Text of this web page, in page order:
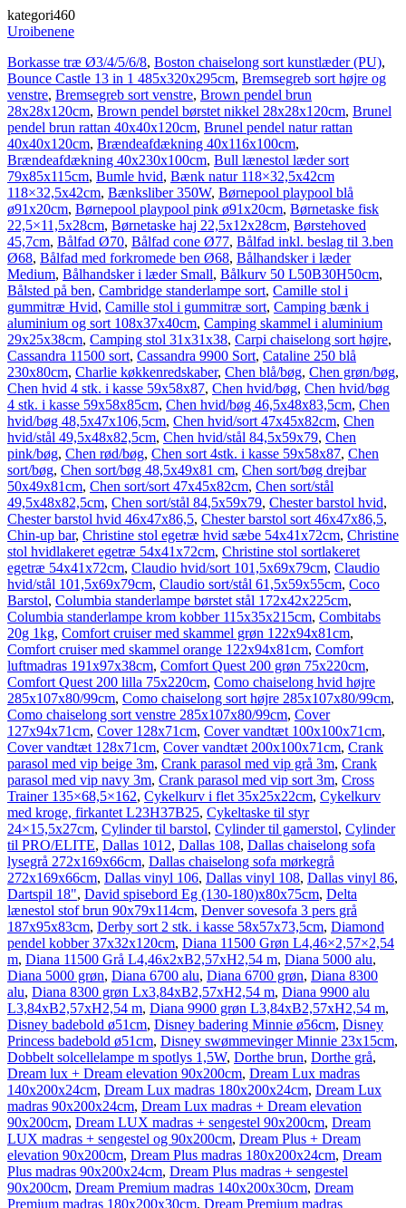
kategori460
Uroibenene
Borkasse træ Ø3/4/5/6/8, Boston chaiselong sort kunstlæder (PU),
Bounce Castle 13 in 1 485x320x295cm, Bremsegreb sort højre og
venstre, Bremsegreb sort venstre, Brown pendel brun
28x28x120cm, Brown pendel børstet nikkel 28x28x120cm, Brunel
pendel brun rattan 40x40x120cm, Brunel pendel natur rattan
40x40x120cm, Brændeafdækning 40x116x100cm,
Brændeafdækning 40x230x100cm, Bull lænestol læder sort
79x85x115cm, Bumle hvid, Bænk natur 118×32,5x42cm
118×32,5x42cm, Bænksliber 350W, Børnepool playpool blå
ø91x20cm, Børnepool playpool pink ø91x20cm, Børnetaske fisk
22,5×11,5x28cm, Børnetaske haj 22,5x12x28cm, Børstehoved
45,7cm, Bålfad Ø70, Bålfad cone Ø77, Bålfad inkl. beslag til 3.ben
Ø68, Bålfad med forkromede ben Ø68, Bålhandsker i læder
Medium, Bålhandsker i læder Small, Bålkurv 50 L50B30H50cm,
Bålsted på ben, Cambridge standerlampe sort, Camille stol i
gummitræ Hvid, Camille stol i gummitræ sort, Camping bænk i
aluminium og sort 108x37x40cm, Camping skammel i aluminium
29x25x38cm, Camping stol 31x31x38, Carpi chaiselong sort højre,
Cassandra 11500 sort, Cassandra 9900 Sort, Cataline 250 blå
230x80cm, Charlie køkkenredskaber, Chen blå/bøg, Chen grøn/bøg,
Chen hvid 4 stk. i kasse 59x58x87, Chen hvid/bøg, Chen hvid/bøg
4 stk. i kasse 59x58x85cm, Chen hvid/bøg 46,5x48x83,5cm, Chen
hvid/bøg 48,5x47x106,5cm, Chen hvid/sort 47x45x82cm, Chen
hvid/stål 49,5x48x82,5cm, Chen hvid/stål 84,5x59x79, Chen
pink/bøg, Chen rød/bøg, Chen sort 4stk. i kasse 59x58x87, Chen
sort/bøg, Chen sort/bøg 48,5x49x81 cm, Chen sort/bøg drejbar
50x49x81cm, Chen sort/sort 47x45x82cm, Chen sort/stål
49,5x48x82,5cm, Chen sort/stål 84,5x59x79, Chester barstol hvid,
Chester barstol hvid 46x47x86,5, Chester barstol sort 46x47x86,5,
Chin-up bar, Christine stol egetræ hvid sæbe 54x41x72cm, Christine
stol hvidlakeret egetræ 54x41x72cm, Christine stol sortlakeret
egetræ 54x41x72cm, Claudio hvid/sort 101,5x69x79cm, Claudio
hvid/stål 101,5x69x79cm, Claudio sort/stål 61,5x59x55cm, Coco
Barstol, Columbia standerlampe børstet stål 172x42x225cm,
Columbia standerlampe krom kobber 115x35x215cm, Combitabs
20g 1kg, Comfort cruiser med skammel grøn 122x94x81cm,
Comfort cruiser med skammel orange 122x94x81cm, Comfort
luftmadras 191x97x38cm, Comfort Quest 200 grøn 75x220cm,
Comfort Quest 200 lilla 75x220cm, Como chaiselong hvid højre
285x107x80/99cm, Como chaiselong sort højre 285x107x80/99cm,
Como chaiselong sort venstre 285x107x80/99cm, Cover
127x94x71cm, Cover 128x71cm, Cover vandtæt 100x100x71cm,
Cover vandtæt 128x71cm, Cover vandtæt 200x100x71cm, Crank
parasol med vip beige 3m, Crank parasol med vip grå 3m, Crank
parasol med vip navy 3m, Crank parasol med vip sort 3m, Cross
Trainer 135×68,5×162, Cykelkurv i flet 35x25x22cm, Cykelkurv
med kroge, firkantet L23H37B25, Cykeltaske til styr
24×15,5x27cm, Cylinder til barstol, Cylinder til gamerstol, Cylinder
til PRO/ELITE, Dallas 1012, Dallas 108, Dallas chaiselong sofa
lysegrå 272x169x66cm, Dallas chaiselong sofa mørkegrå
272x169x66cm, Dallas vinyl 106, Dallas vinyl 108, Dallas vinyl 86,
Dartspil 18", David spisebord Eg (130-180)x80x75cm, Delta
lænestol stof brun 90x79x114cm, Denver sovesofa 3 pers grå
187x95x83cm, Derby sort 2 stk. i kasse 58x57x73,5cm, Diamond
pendel kobber 37x32x120cm, Diana 11500 Grøn L4,46×2,57×2,54
m, Diana 11500 Grå L4,46x2xB2,57xH2,54 m, Diana 5000 alu,
Diana 5000 grøn, Diana 6700 alu, Diana 6700 grøn, Diana 8300
alu, Diana 8300 grøn Lx3,84xB2,57xH2,54 m, Diana 9900 alu
L3,84xB2,57xH2,54 m, Diana 9900 grøn L3,84xB2,57xH2,54 m,
Disney badebold ø51cm, Disney badering Minnie ø56cm, Disney
Princess badebold ø51cm, Disney swømmevinger Minnie 23x15cm,
Dobbelt solcellelampe m spotlys 1,5W, Dorthe brun, Dorthe grå,
Dream lux + Dream elevation 90x200cm, Dream Lux madras
140x200x24cm, Dream Lux madras 180x200x24cm, Dream Lux
madras 90x200x24cm, Dream Lux madras + Dream elevation
90x200cm, Dream LUX madras + sengestel 90x200cm, Dream
LUX madras + sengestel og 90x200cm, Dream Plus + Dream
elevation 90x200cm, Dream Plus madras 180x200x24cm, Dream
Plus madras 90x200x24cm, Dream Plus madras + sengestel
90x200cm, Dream Premium madras 140x200x30cm, Dream
Premium madras 180x200x30cm, Dream Premium madras